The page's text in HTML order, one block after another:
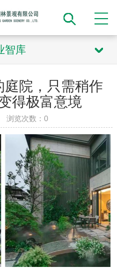
智库
院，只需稍作
得极富意境
浏览次数：0